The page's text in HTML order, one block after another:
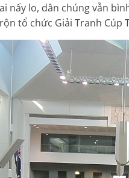
nấy lo, dân chúng vẫn
tổ chức Giải Tranh Cúp